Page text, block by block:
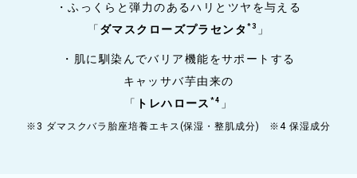
・ふっくらと弾力のあるハリとツヤを与える
「 ダマスクローズプラセンタ *3 」
・肌に馴染んでバリア機能をサポートする
キャッサバ芋由来の
「 トレハロース *4 」
※3 ダマスクバラ胎座培養エキス(保湿・整肌成分) ※4 保湿成分